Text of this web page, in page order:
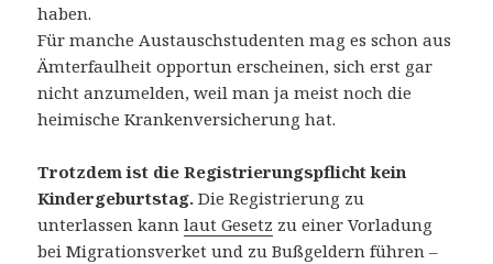
haben.
Für manche Austauschstudenten mag es schon aus
Ämterfaulheit opportun erscheinen, sich erst gar
nicht anzumelden, weil man ja meist noch die
heimische Krankenversicherung hat.
Trotzdem ist die Registrierungspflicht kein
Kindergeburtstag. Die Registrierung zu
unterlassen kannlaut Gesetz zu einer Vorladung
bei Migrationsverket und zu Bußgeldern führen –